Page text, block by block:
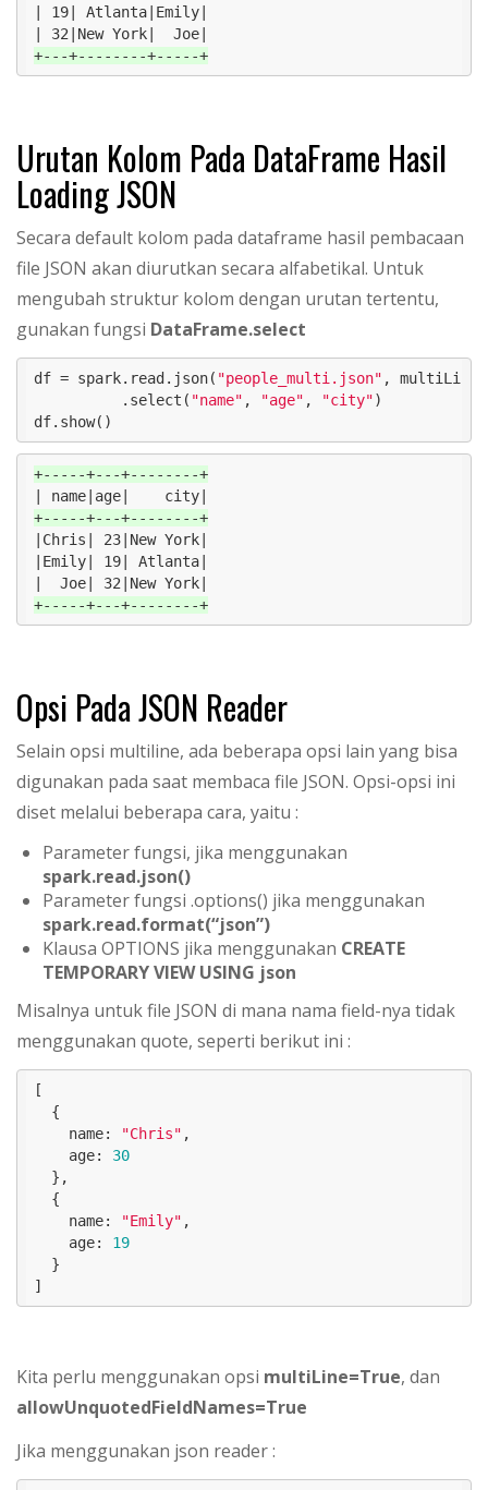
| 19| Atlanta|Emily|
+---+--------+-----+
Urutan Kolom Pada DataFrame Hasil
Loading JSON
Secara default kolom pada dataframe hasil pembacaan
file JSON akan diurutkan secara alfabetikal. Untuk
mengubah struktur kolom dengan urutan tertentu,
gunakan fungsi DataFrame.select
df = spark.read.json( "people_multi.json" , multiLine=
          .select(
"name" , "age" , "city")
df.show()
+-----+---+--------+
+-----+---+--------+
|Chris| 23|New York|
|Emily| 19| Atlanta|
+-----+---+--------+
Opsi Pada JSON Reader
Selain opsi multiline, ada beberapa opsi lain yang bisa
digunakan pada saat membaca file JSON. Opsi-opsi ini
diset melalui beberapa cara, yaitu :
Parameter fungsi, jika menggunakan
spark.read.json()
Parameter fungsi .options() jika menggunakan
spark.read.format(“json”)
Klausa OPTIONS jika menggunakan CREATE
TEMPORARY VIEW USING json
Misalnya untuk file JSON di mana nama field-nya tidak
menggunakan quote, seperti berikut ini :
[
  {
    name:
"Chris" ,
    age:
30
  },
  {
    name:
"Emily" ,
    age:
19
  }
]
Kita perlu menggunakan opsi multiLine=True, dan
allowUnquotedFieldNames=True
Jika menggunakan json reader :